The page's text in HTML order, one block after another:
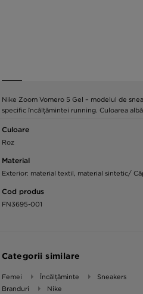
Nike Zoom Vomero 5 Gel – modelul de
specific încălțămintei running. Culoarea
Culoare
Roz
Material
Exterior: material textil, material sintetic/
Cod produs
FN3695-001
Categorii similare
Femei Încălțăminte
Sneakers
Branduri
Nike